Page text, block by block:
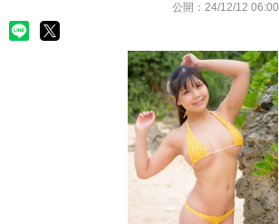
公開： 24/12/12 06:00